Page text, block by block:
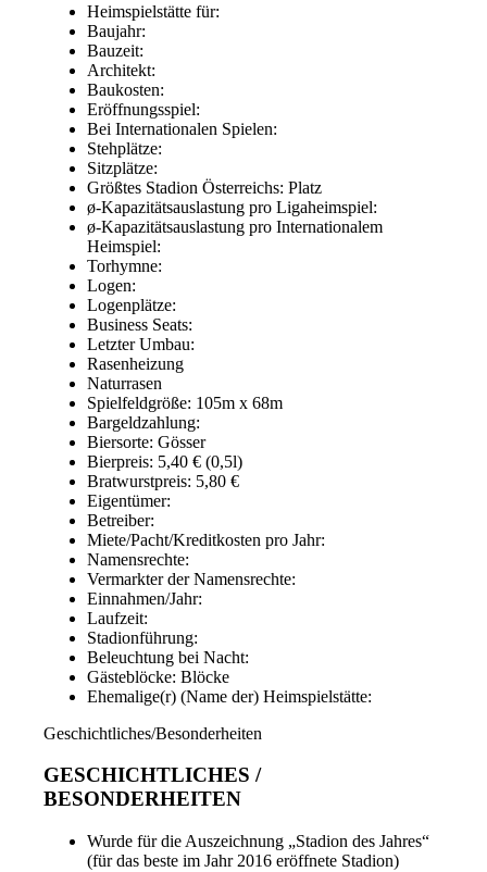
Heimspielstätte für:
Baujahr:
Bauzeit:
Architekt:
Baukosten:
Eröffnungsspiel:
Bei Internationalen Spielen:
Stehplätze:
Sitzplätze:
Größtes Stadion Österreichs: Platz
ø-Kapazitätsauslastung pro Ligaheimspiel:
ø-Kapazitätsauslastung pro Internationalem
Heimspiel:
Torhymne:
Logen:
Logenplätze:
Business Seats:
Letzter Umbau:
Rasenheizung
Naturrasen
Spielfeldgröße: 105m x 68m
Bargeldzahlung:
Biersorte: Gösser
Bierpreis: 5,40 € (0,5l)
Bratwurstpreis: 5,80 €
Eigentümer:
Betreiber:
Miete/Pacht/Kreditkosten pro Jahr:
Namensrechte:
Vermarkter der Namensrechte:
Einnahmen/Jahr:
Laufzeit:
Stadionführung:
Beleuchtung bei Nacht:
Gästeblöcke: Blöcke
Ehemalige(r) (Name der) Heimspielstätte:
Geschichtliches/Besonderheiten
GESCHICHTLICHES /
BESONDERHEITEN
Wurde für die Auszeichnung „Stadion des Jahres“
(für das beste im Jahr 2016 eröffnete Stadion)